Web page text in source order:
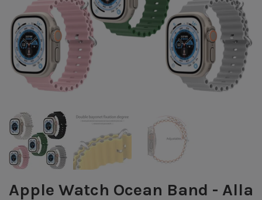
Apple Watch Ocean Band - Alla